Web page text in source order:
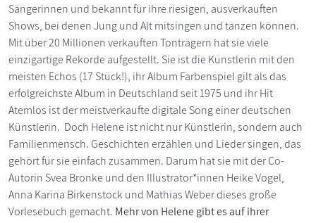
Sängerinnen und bekannt für ihre riesigen, ausverkauften
Shows, bei denen Jung und Alt mitsingen und tanzen können.
Mit über 20 Millionen verkauften Tonträgern hat sie viele
einzigartige Rekorde aufgestellt. Sie ist die Künstlerin mit den
meisten Echos (17 Stück!), ihr Album Farbenspiel gilt als das
erfolgreichste Album in Deutschland seit 1975 und ihr Hit
Atemlos ist der meistverkaufte digitale Song einer deutschen
Künstlerin. Doch Helene ist nicht nur Künstlerin, sondern auch
Familienmensch. Geschichten erzählen und Lieder singen, das
gehört für sie einfach zusammen. Darum hat sie mit der Co-
Autorin Svea Bronke und den Illustrator*innen Heike Vogel,
Anna Karina Birkenstock und Mathias Weber dieses große
Vorlesebuch gemacht. Mehr von Helene gibt es auf ihrer